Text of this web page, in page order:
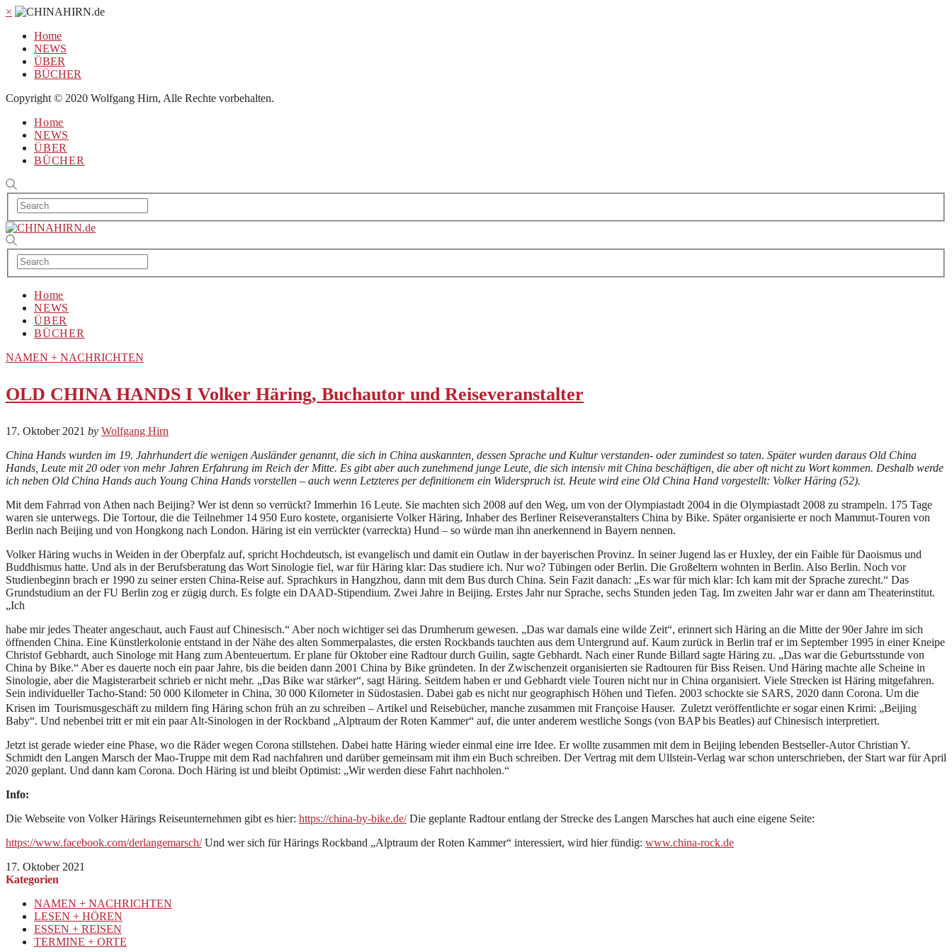
×
Home
NEWS
ÜBER
BÜCHER
Copyright © 2020 Wolfgang Hirn, Alle Rechte vorbehalten.
Home
NEWS
ÜBER
BÜCHER
Home
NEWS
ÜBER
BÜCHER
NAMEN + NACHRICHTEN
OLD CHINA HANDS I Volker Häring, Buchautor und Reiseveranstalter
17. Oktober 2021 by Wolfgang Hirn
China Hands wurden im 19. Jahrhundert die wenigen Ausländer genannt, die sich in China auskannten, dessen Sprache und Kultur verstanden- oder zumindest so taten. Später wurden daraus Old China
Hands, Leute mit 20 oder von mehr Jahren Erfahrung im Reich der Mitte. Es gibt aber auch zunehmend junge Leute, die sich intensiv mit China beschäftigen, die aber oft nicht zu Wort kommen. Deshalb werde
ich neben Old China Hands auch Young China Hands vorstellen – auch wenn Letzteres per definitionem ein Widerspruch ist. Heute wird eine Old China Hand vorgestellt: Volker Häring (52).
Mit dem Fahrrad von Athen nach Beijing? Wer ist denn so verrückt? Immerhin 16 Leute. Sie machten sich 2008 auf den Weg, um von der Olympiastadt 2004 in die Olympiastadt 2008 zu strampeln. 175 Tage
waren sie unterwegs. Die Tortour, die die Teilnehmer 14 950 Euro kostete, organisierte Volker Häring, Inhaber des Berliner Reiseveranstalters China by Bike. Später organisierte er noch Mammut-Touren von
Berlin nach Beijing und von Hongkong nach London. Häring ist ein verrückter (varreckta) Hund – so würde man ihn anerkennend in Bayern nennen.
Volker Häring wuchs in Weiden in der Oberpfalz auf, spricht Hochdeutsch, ist evangelisch und damit ein Outlaw in der bayerischen Provinz. In seiner Jugend las er Huxley, der ein Faible für Daoismus und
Buddhismus hatte. Und als in der Berufsberatung das Wort Sinologie fiel, war für Häring klar: Das studiere ich. Nur wo? Tübingen oder Berlin. Die Großeltern wohnten in Berlin. Also Berlin. Noch vor
Studienbeginn brach er 1990 zu seiner ersten China-Reise auf. Sprachkurs in Hangzhou, dann mit dem Bus durch China. Sein Fazit danach: „Es war für mich klar: Ich kam mit der Sprache zurecht.“ Das
Grundstudium an der FU Berlin zog er zügig durch. Es folgte ein DAAD-Stipendium. Zwei Jahre in Beijing. Erstes Jahr nur Sprache, sechs Stunden jeden Tag. Im zweiten Jahr war er dann am Theaterinstitut.
„Ich
habe mir jedes Theater angeschaut, auch Faust auf Chinesisch.“ Aber noch wichtiger sei das Drumherum gewesen. „Das war damals eine wilde Zeit“, erinnert sich Häring an die Mitte der 90er Jahre im sich
öffnenden China. Eine Künstlerkolonie entstand in der Nähe des alten Sommerpalastes, die ersten Rockbands tauchten aus dem Untergrund auf. Kaum zurück in Berlin traf er im September 1995 in einer Kneipe
Christof Gebhardt, auch Sinologe mit Hang zum Abenteuertum. Er plane für Oktober eine Radtour durch Guilin, sagte Gebhardt. Nach einer Runde Billard sagte Häring zu. „Das war die Geburtsstunde von
China by Bike.“ Aber es dauerte noch ein paar Jahre, bis die beiden dann 2001 China by Bike gründeten. In der Zwischenzeit organisierten sie Radtouren für Biss Reisen. Und Häring machte alle Scheine in
Sinologie, aber die Magisterarbeit schrieb er nicht mehr. „Das Bike war stärker“, sagt Häring. Seitdem haben er und Gebhardt viele Touren nicht nur in China organisiert. Viele Strecken ist Häring mitgefahren.
Sein individueller Tacho-Stand: 50 000 Kilometer in China, 30 000 Kilometer in Südostasien. Dabei gab es nicht nur geographisch Höhen und Tiefen. 2003 schockte sie SARS, 2020 dann Corona. Um die
Krisen im Tourismusgeschäft zu mildern fing Häring schon früh an zu schreiben – Artikel und Reisebücher, manche zusammen mit Françoise Hauser. Zuletzt veröffentlichte er sogar einen Krimi: „Beijing
Baby“. Und nebenbei tritt er mit ein paar Alt-Sinologen in der Rockband „Alptraum der Roten Kammer“ auf, die unter anderem westliche Songs (von BAP bis Beatles) auf Chinesisch interpretiert.
Jetzt ist gerade wieder eine Phase, wo die Räder wegen Corona stillstehen. Dabei hatte Häring wieder einmal eine irre Idee. Er wollte zusammen mit dem in Beijing lebenden Bestseller-Autor Christian Y.
Schmidt den Langen Marsch der Mao-Truppe mit dem Rad nachfahren und darüber gemeinsam mit ihm ein Buch schreiben. Der Vertrag mit dem Ullstein-Verlag war schon unterschrieben, der Start war für April
2020 geplant. Und dann kam Corona. Doch Häring ist und bleibt Optimist: „Wir werden diese Fahrt nachholen.“
Info:
Die Webseite von Volker Härings Reiseunternehmen gibt es hier: https://china-by-bike.de/Die geplante Radtour entlang der Strecke des Langen Marsches hat auch eine eigene Seite:
https://www.facebook.com/derlangemarsch/Und wer sich für Härings Rockband „Alptraum der Roten Kammer“ interessiert, wird hier fündig: www.china-rock.de
17. Oktober 2021
Kategorien
NAMEN + NACHRICHTEN
LESEN + HÖREN
ESSEN + REISEN
TERMINE + ORTE